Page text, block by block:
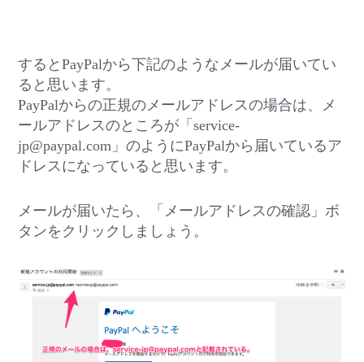
するとPayPalから下記のようなメールが届いてい
ると思います。
PayPalからの正規のメールアドレスの場合は、メ
ールアドレスのところが「service-
jp@paypal.com」のようにPayPalから届いているア
ドレスになっていると思います。
メールが届いたら、「メールアドレスの確認」ボ
タンをクリックしましょう。